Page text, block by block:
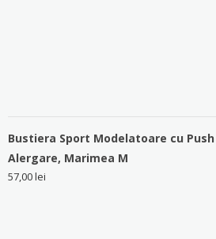
Bustiera Sport Modelatoare cu Push
Alergare, Marimea M
57,00lei